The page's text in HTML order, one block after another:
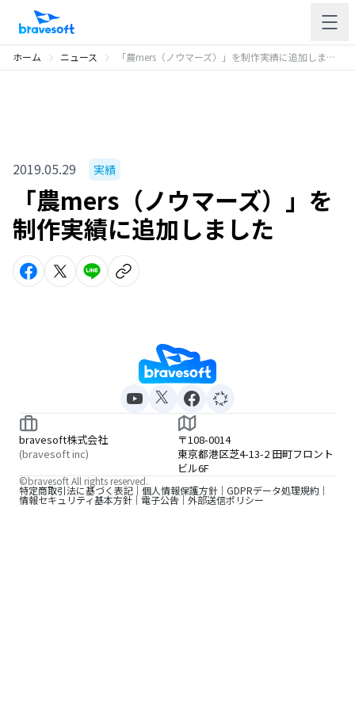
ホーム ニュース 「農mers（ノウマーズ）」を制作実績に追加しました
2019.05.29 実績
「農mers（ノウマーズ）」を
制作実績に追加しました
bravesoft株式会社
(bravesoft inc)
〒108-0014
東京都港区芝4-13-2 田町フロント
ビル6F
特定商取引法に基づく表記 個人情報保護方針 GDPRデータ処理規約
情報セキュリティ基本方針 電子公告 外部送信ポリシー
©bravesoft All rights reserved.